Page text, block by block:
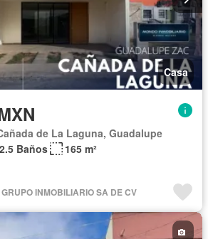
Casa
de La Laguna, Guadalupe
2.5 Baños
165 m²
INMOBILIARIO SA DE CV